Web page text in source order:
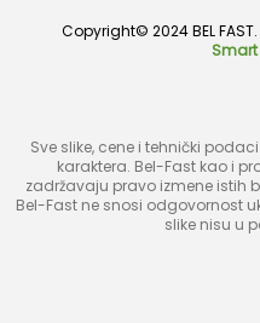
Copyright© 2024 BEL FAST.
Sve slike, cene i tehnički
karaktera. Bel-Fast kao i
zadržavaju pravo izmene istih
Bel-Fast ne snosi odgovornost
slike nisu u